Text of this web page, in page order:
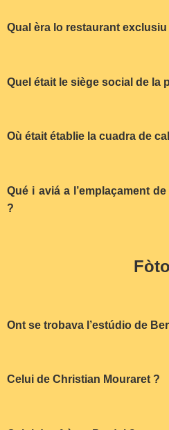
Qual èra lo restaurant
Quel était le siège social de la
Où était établie la cuadra de
Qué i aviá a l’emplaçament
?
Ont se trobava l’estúdio de
Celui de Christian Mouraret ?